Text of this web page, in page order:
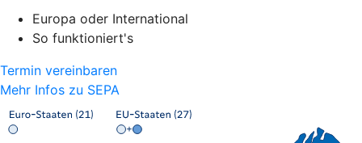
Europa oder International
So funktioniert's
Termin vereinbaren
Mehr Infos zu SEPA